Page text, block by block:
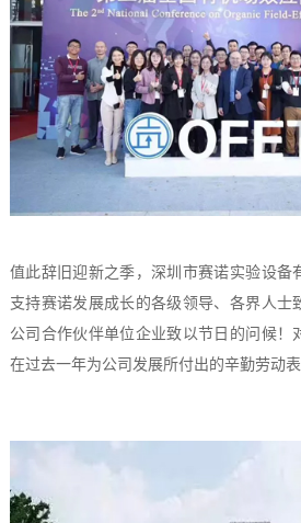
值此辞旧迎新之季，深圳市赛诺实验设备
支持赛诺发展成长的各级领导、各界人士
公司合作伙伴单位企业致以节日的问候！
在过去一年为公司发展所付出的辛勤劳动表